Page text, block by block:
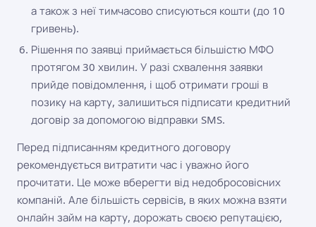
а також з неї тимчасово списуються кошти (до 10
гривень).
Рішення по заявці приймається більшістю МФО
протягом 30 хвилин. У разі схвалення заявки
прийде повідомлення, і щоб отримати гроші в
позику на карту, залишиться підписати кредитний
договір за допомогою відправки SMS.
Перед підписанням кредитного договору
рекомендується витратити час і уважно його
прочитати. Це може вберегти від недобросовісних
компаній. Але більшість сервісів, в яких можна взяти
онлайн займ на карту, дорожать своєю репутацією,